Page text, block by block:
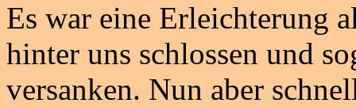
Es war eine Erleichterung
hinter uns schlossen und
versanken. Nun aber